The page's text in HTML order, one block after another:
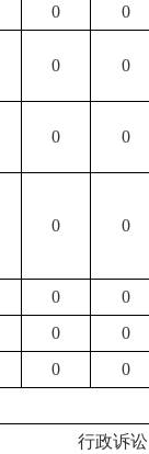
0 0
0 0
0 0
0 0
0 0
0 0
0 0
行政诉讼